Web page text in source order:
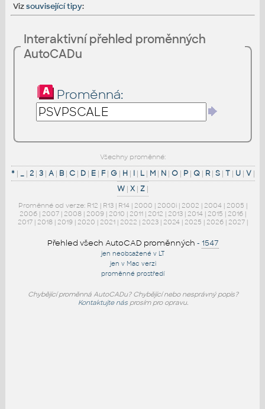
Vizsouvisející tipy:
Interaktivní přehled proměnných
AutoCADu
Proměnná:
Všechny proměnné:
*| _| 2| 3| A| B| C| D| E| F| G| H | I| L| M| N| O| P| Q| R| S| T| U| V|
W | X | Z |
Proměnné od verze: R12 | R13 | R14 | 2000 | 2000i | 2002 | 2004 | 2005 |
2006 | 2007 | 2008 | 2009 | 2010 | 2011 | 2012 | 2013 | 2014 | 2015 | 2016 |
2017 | 2018 | 2019 | 2020 | 2021 | 2022 | 2023 | 2024 | 2025 | 2026 | 2027 |
Přehled všech AutoCAD proměnných - 1547
jen neobsažené v LT
jen v Mac verzi
proměnné prostředí
Chybějící proměnná AutoCADu? Chybějící nebo nesprávný popis?
Kontaktujte násprosím pro opravu.